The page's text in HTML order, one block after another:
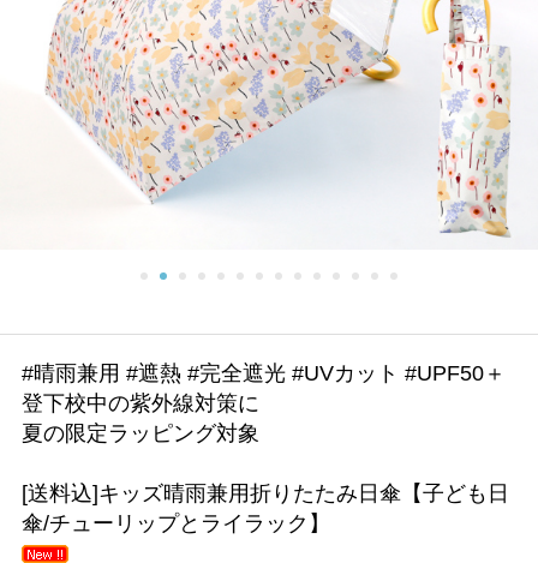
#晴雨兼用 #遮熱 #完全遮光 #UVカット #UPF50＋
登下校中の紫外線対策に
夏の限定ラッピング対象
[送料込]キッズ晴雨兼用折りたたみ日傘【子ども日
傘/チューリップとライラック】